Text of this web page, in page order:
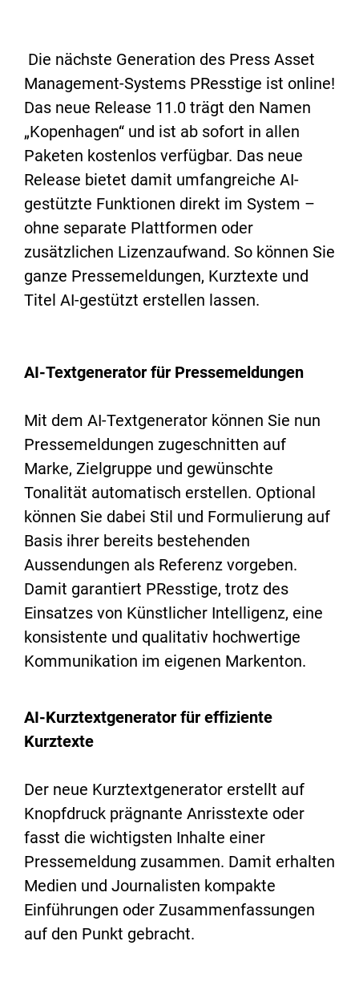
Die nächste Generation des Press Asset
Management-Systems PResstige ist online!
Das neue Release 11.0 trägt den Namen
„Kopenhagen“ und ist ab sofort in allen
Paketen kostenlos verfügbar. Das neue
Release bietet damit umfangreiche AI-
gestützte Funktionen direkt im System –
ohne separate Plattformen oder
zusätzlichen Lizenzaufwand. So können Sie
ganze Pressemeldungen, Kurztexte und
Titel AI-gestützt erstellen lassen.
AI-Textgenerator für Pressemeldungen
Mit dem AI-Textgenerator können Sie nun
Pressemeldungen zugeschnitten auf
Marke, Zielgruppe und gewünschte
Tonalität automatisch erstellen. Optional
können Sie dabei Stil und Formulierung auf
Basis ihrer bereits bestehenden
Aussendungen als Referenz vorgeben.
Damit garantiert PResstige, trotz des
Einsatzes von Künstlicher Intelligenz, eine
konsistente und qualitativ hochwertige
Kommunikation im eigenen Markenton.
AI-Kurztextgenerator für effiziente
Kurztexte
Der neue Kurztextgenerator erstellt auf
Knopfdruck prägnante Anrisstexte oder
fasst die wichtigsten Inhalte einer
Pressemeldung zusammen. Damit erhalten
Medien und Journalisten kompakte
Einführungen oder Zusammenfassungen
auf den Punkt gebracht.